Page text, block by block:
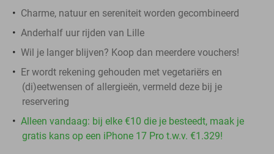
Charme, natuur en sereniteit worden gecombineerd
Anderhalf uur rijden van Lille
Wil je langer blijven? Koop dan meerdere vouchers!
Er wordt rekening gehouden met vegetariërs en
(di)eetwensen of allergieën, vermeld deze bij je
reservering
Alleen vandaag: bij elke €10 die je besteedt, maak je
gratis kans op een iPhone 17 Pro t.w.v. €1.329!